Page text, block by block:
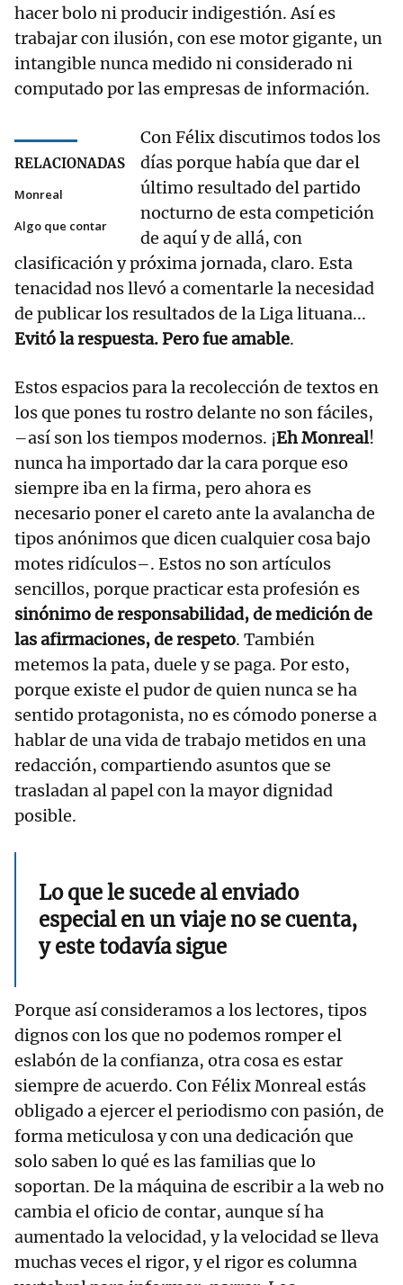
hacer bolo ni producir indigestión. Así es
trabajar con ilusión, con ese motor gigante, un
intangible nunca medido ni considerado ni
computado por las empresas de información.
RELACIONADAS
Monreal
Algo que contar
Con Félix discutimos todos los
días porque había que dar el
último resultado del partido
nocturno de esta competición
de aquí y de allá, con
clasificación y próxima jornada, claro. Esta
tenacidad nos llevó a comentarle la necesidad
de publicar los resultados de la Liga lituana...
Evitó la respuesta. Pero fue amable.
Estos espacios para la recolección de textos en
los que pones tu rostro delante no son fáciles,
–así son los tiempos modernos. ¡Eh Monreal!
nunca ha importado dar la cara porque eso
siempre iba en la firma, pero ahora es
necesario poner el careto ante la avalancha de
tipos anónimos que dicen cualquier cosa bajo
motes ridículos–. Estos no son artículos
sencillos, porque practicar esta profesión es
sinónimo de responsabilidad, de medición de
las afirmaciones, de respeto. También
metemos la pata, duele y se paga. Por esto,
porque existe el pudor de quien nunca se ha
sentido protagonista, no es cómodo ponerse a
hablar de una vida de trabajo metidos en una
redacción, compartiendo asuntos que se
trasladan al papel con la mayor dignidad
posible.
Lo que le sucede al enviado
especial en un viaje no se cuenta,
y este todavía sigue
Porque así consideramos a los lectores, tipos
dignos con los que no podemos romper el
eslabón de la confianza, otra cosa es estar
siempre de acuerdo. Con Félix Monreal estás
obligado a ejercer el periodismo con pasión, de
forma meticulosa y con una dedicación que
solo saben lo qué es las familias que lo
soportan. De la máquina de escribir a la web no
cambia el oficio de contar, aunque sí ha
aumentado la velocidad, y la velocidad se lleva
muchas veces el rigor, y el rigor es columna